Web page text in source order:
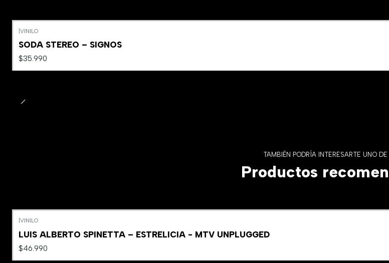
VINILO
SODA STEREO – SIGNOS
$35.990
TAMBIÉN PODRÍA INTERESARTE UNO DE
Productos
VINILO
LUIS ALBERTO SPINETTA – ESTRELICIA - MTV UNPLUGGED
$46.990